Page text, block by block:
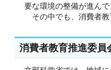
要な環境の整備が進んで
その中でも、消費者教
消費者教育推進委員